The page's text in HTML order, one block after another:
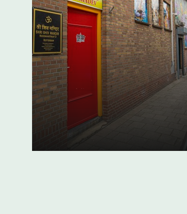
Hindoetempel in
zijstraat: Sri Shiv
in Rotterdam
07 juni 2022